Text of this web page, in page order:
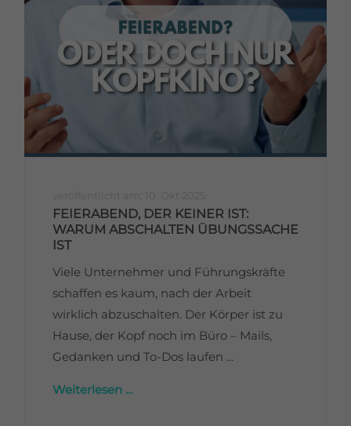
FEIERABEND, DER KEINER IST:
WARUM ABSCHALTEN ÜBUNGSSACHE
IST
Viele Unternehmer und Führungskräfte
schaffen es kaum, nach der Arbeit
wirklich abzuschalten. Der Körper ist zu
Hause, der Kopf noch im Büro – Mails,
Gedanken und To-Dos laufen ...
Weiterlesen …